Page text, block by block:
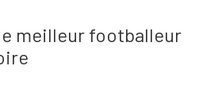
meilleur footballeur